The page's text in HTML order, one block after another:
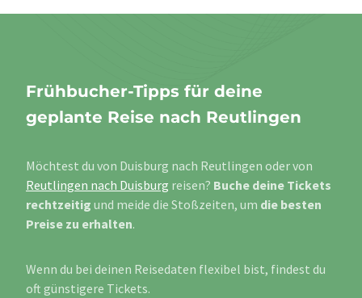
Frühbucher-Tipps für deine
geplante Reise nach Reutlingen
Möchtest du von Duisburg nach Reutlingen oder von
Reutlingen nach Duisburg reisen? Buche deine Tickets
rechtzeitig und meide die Stoßzeiten, um die besten
Preise zu erhalten.
Wenn du bei deinen Reisedaten flexibel bist, findest du
oft günstigere Tickets.